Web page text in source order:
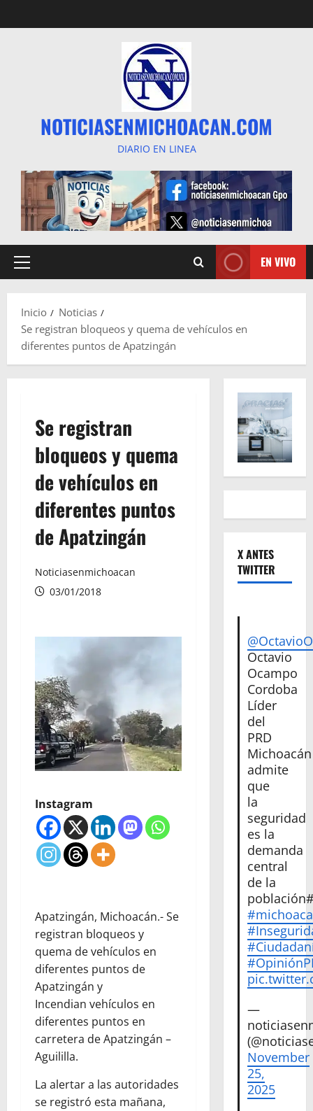
al
NOTICIASENMICHOACAN.COM
DIARIO EN LINEA
Menú
EN VIVO
Inicio
Noticias
Se registran bloqueos y quema de vehículos en
diferentes puntos de Apatzingán
Se registran
bloqueos y quema
de vehículos en
diferentes puntos
de Apatzingán
Noticiasenmichoacan
03/01/2018
Instagram
Apatzingán, Michoacán.- Se
registran bloqueos y
quema de vehículos en
diferentes puntos de
Apatzingán y
Incendian vehículos en
diferentes puntos en
carretera de Apatzingán –
Aguililla.
La alertar a las autoridades
se registró esta mañana,
X ANTES
TWITTER
Octavio
Ocampo
Cordoba
Líder
del
PRD
Michoacán
admite
que
la
seguridad
es la
demanda
central
de la
—
November
25,
2025